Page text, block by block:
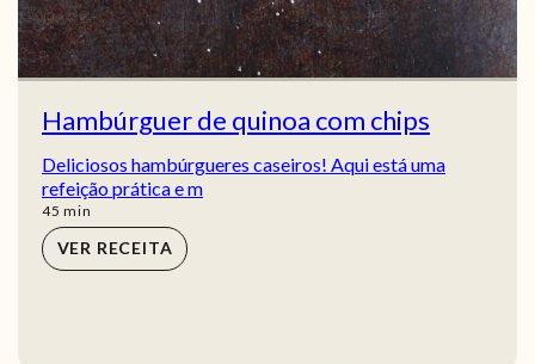
Hambúrguer de quinoa com chips
Deliciosos hambúrgueres caseiros! Aqui está uma
refeição prática e m
45 min
min
VER RECEITA